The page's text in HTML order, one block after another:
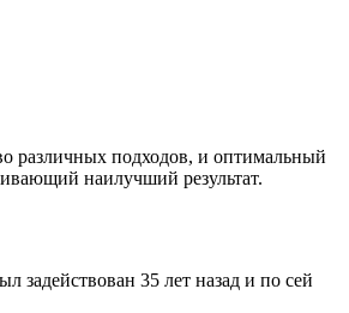
различных подходов, и оптимальный
наилучший результат.
задействован 35 лет назад и по сей